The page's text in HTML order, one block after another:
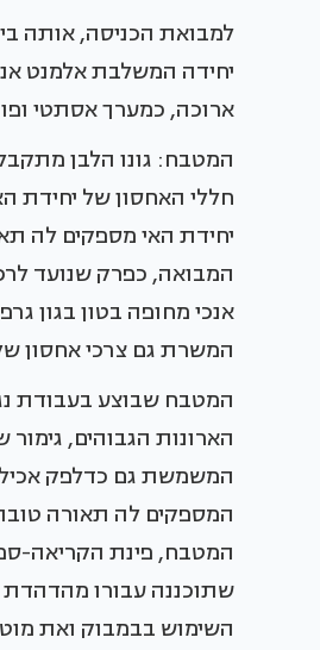
למבואת הכניסה, אותה
יחידה המשלבת אלמנט
ארוכה, כמערך אסתטי
המטבח: גונו הלבן
חללי האחסון של יחידת
יחידת האי מספקים לה
המבואה, כפרק שנועד
אנכי מחופה בטון בגון
המשרת גם צרכי אחסון
המטבח שבוצע בעבודת
הארונות הגבוהים,
המשמשת גם כדלפק אכילה
המספקים לה תאורה
המטבח, פינת הקריאה-
שתוכננה עבורו
השימוש בבמבוק ואת